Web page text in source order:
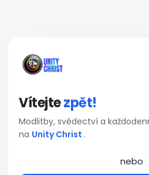
Vítejtezpět!
Modlitby, svědectví a
na Unity Christ .
nebo